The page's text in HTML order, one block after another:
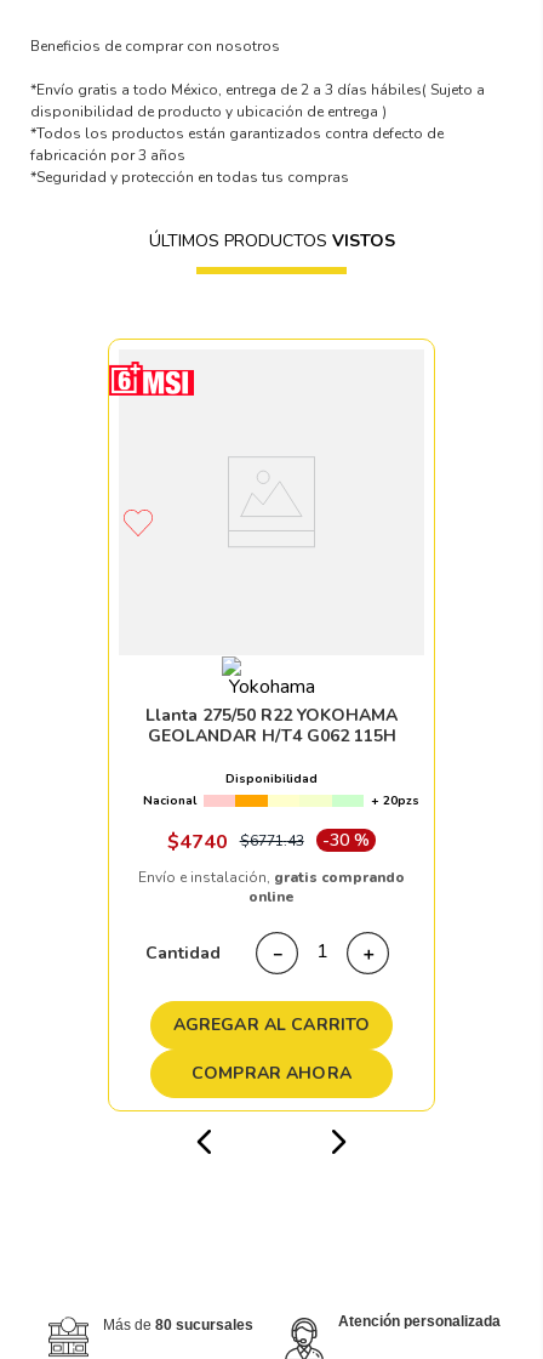
Beneficios de comprar con nosotros
*Envío gratis a todo México, entrega de 2 a 3 días hábiles( Sujeto a
disponibilidad de producto y ubicación de entrega )
*Todos los productos están garantizados contra defecto de
fabricación por 3 años
*Seguridad y protección en todas tus compras
ÚLTIMOS PRODUCTOS VISTOS
Llanta 275/50 R22 YOKOHAMA
GEOLANDAR H/T4 G062 115H
Disponibilidad
Nacional
+ 20pzs
$4740 $6771.43 -30 %
Envío e instalación, gratis comprando
online
Cantidad ＋
－
AGREGAR AL CARRITO
COMPRAR AHORA
Más de 80 sucursales Atención personalizada